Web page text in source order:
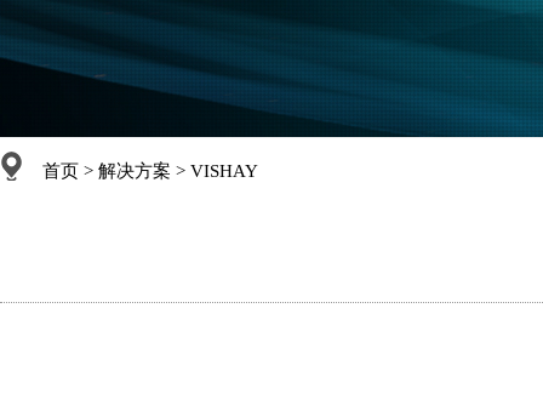
首页 > 解决方案 > VISHAY